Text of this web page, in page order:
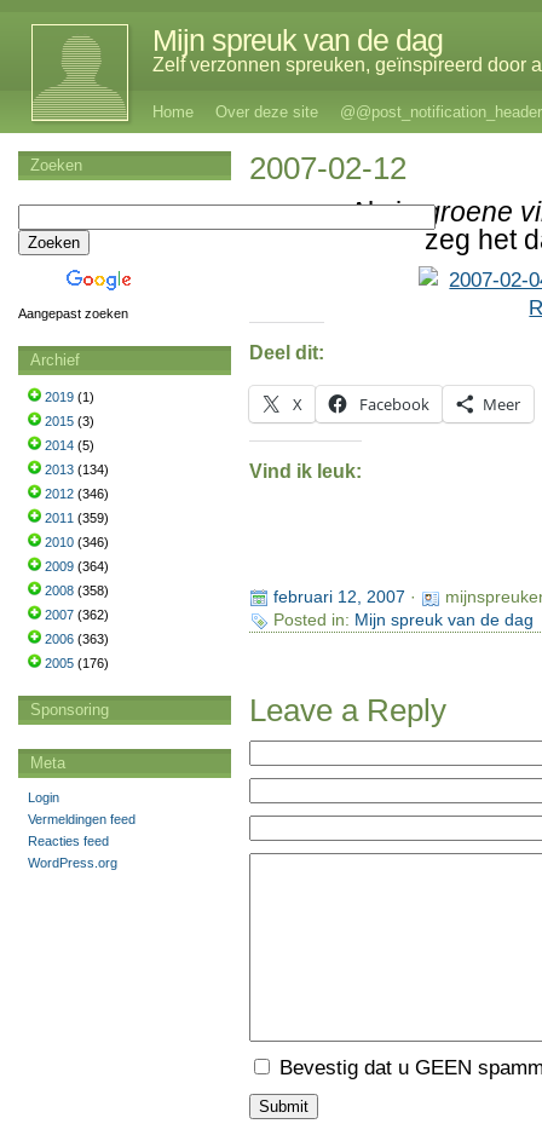
Mijn spreuk van de dag
Zelf verzonnen spreuken, geïnspireerd door
Home Over deze site @@post_notification_header
2007-02-12
Als jegroene
zeg het
Deel dit:
X Facebook Meer
Vind ik leuk:
februari 12, 2007 ·
Posted in: Mijn spreuk van de dag
Leave a Reply
Bevestig dat u GEEN
Zoeken
Aangepast zoeken
Archief
2019 (1)
2015 (3)
2014 (5)
2013 (134)
2012 (346)
2011 (359)
2010 (346)
2009 (364)
2008 (358)
2007 (362)
2006 (363)
2005 (176)
Sponsoring
Meta
Login
Vermeldingen feed
Reacties feed
WordPress.org